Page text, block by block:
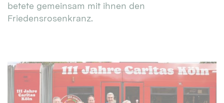
betete gemeinsam mit ihnen den
Friedensrosenkranz.